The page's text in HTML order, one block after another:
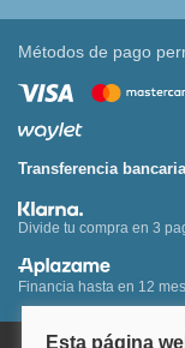
Métodos de pago
Transferencia bancaria
Divide tu compra en 3
Financia hasta en 12